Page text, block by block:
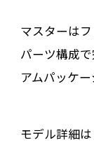
マスターは
パーツ構成
アムパッケー
モデル詳細は